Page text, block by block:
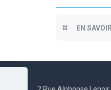
EN